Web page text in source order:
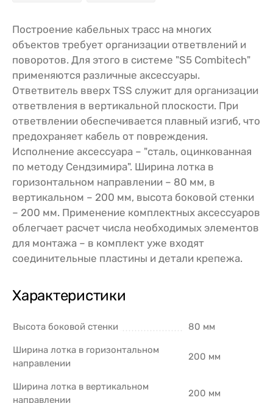
Построение кабельных трасс на многих
объектов требует организации ответвлений и
поворотов. Для этого в системе "S5 Combitech"
применяются различные аксессуары.
Ответвитель вверх TSS служит для организации
ответвления в вертикальной плоскости. При
ответвлении обеспечивается плавный изгиб, что
предохраняет кабель от повреждения.
Исполнение аксессуара – "сталь, оцинкованная
по методу Сендзимира". Ширина лотка в
горизонтальном направлении – 80 мм, в
вертикальном – 200 мм, высота боковой стенки
– 200 мм. Применение комплектных аксессуаров
облегчает расчет числа необходимых элементов
для монтажа – в комплект уже входят
соединительные пластины и детали крепежа.
Характеристики
Высота боковой стенки 80 мм
Ширина лотка в горизонтальном
направлении
200 мм
Ширина лотка в вертикальном
направлении
200 мм